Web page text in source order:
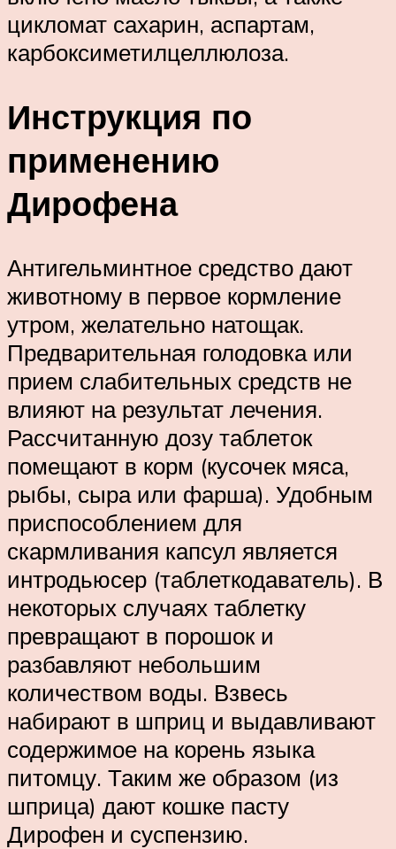
цикломат сахарин, аспартам,
карбоксиметилцеллюлоза.
Инструкция по
применению
Дирофена
Антигельминтное средство дают
животному в первое кормление
утром, желательно натощак.
Предварительная голодовка или
прием слабительных средств не
влияют на результат лечения.
Рассчитанную дозу таблеток
помещают в корм (кусочек мяса,
рыбы, сыра или фарша). Удобным
приспособлением для
скармливания капсул является
интродьюсер (таблеткодаватель). В
некоторых случаях таблетку
превращают в порошок и
разбавляют небольшим
количеством воды. Взвесь
набирают в шприц и выдавливают
содержимое на корень языка
питомцу. Таким же образом (из
шприца) дают кошке пасту
Дирофен и суспензию.